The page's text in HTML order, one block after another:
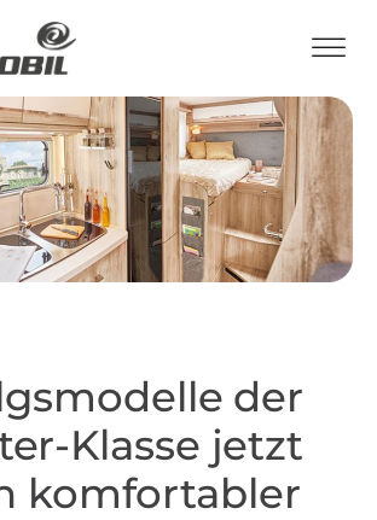
der
Klasse jetzt
komfortabler